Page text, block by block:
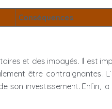
Conséquences
et des impayés. Il est
être contraignantes.
investissement. Enfin,